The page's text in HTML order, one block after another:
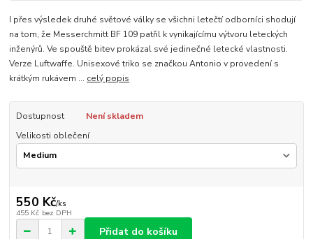
I přes výsledek druhé světové války se všichni letečtí odborníci shodují
na tom, že Messerchmitt BF 109 patřil k vynikajícímu výtvoru leteckých
inženýrů. Ve spouště bitev prokázal své jedinečné letecké vlastnosti.
Verze Luftwaffe. Unisexové triko se značkou Antonio v provedení s
krátkým rukávem ... celý popis
Dostupnost
Není skladem
Velikosti oblečení
550 Kč/ks
455 Kč bez DPH
Přidat do košíku